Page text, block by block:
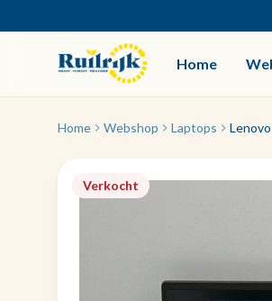
Home
Home Webshop Laptops
Verkocht